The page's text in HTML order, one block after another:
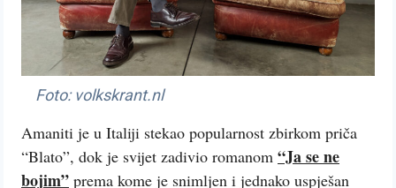
Foto: volkskrant.nl
Amaniti je u Italiji stekao popularnost zbirkom priča
“Blato”, dok je svijet zadivio romanom “Ja se ne
bojim” prema kome je snimljen i jednako uspješan